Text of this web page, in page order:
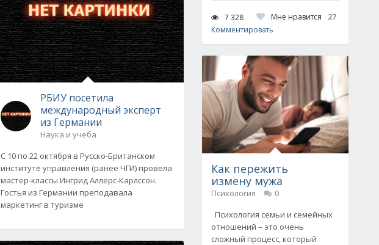
РБИУ посетила
международный эксперт
из Германии
Наука и учеба
С 10 по 22 октября в Русско-Британском
институте управления (ранее ЧГИ) провела
мастер-классы Ингрид Аллерс-Карлссон.
Гостья из Германии преподавала
маркетинг в туризме
7 328 Мне нравится
27
Комментировать
Как пережить
измену мужа
Психология
0
Психология семьи и семейных
отношений – это очень
сложный процесс, который